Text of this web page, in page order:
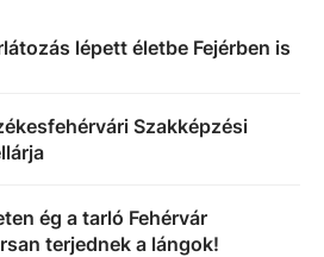
lépett életbe Fejérben is
Szakképzési
ég a tarló Fehérvár
terjednek a lángok!